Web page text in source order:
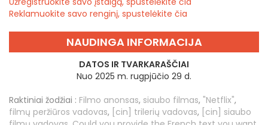
Reklamuokite savo renginį, spustelėkite čia
NAUDINGA INFORMACIJA
DATOS IR TVARKARAŠČIAI
Nuo 2025 m. rugpjūčio 29 d.
Raktiniai žodžiai : Filmo anonsas, siaubo filmas, "Netflix",
filmų peržiūros vadovas, [cin] trilerių vadovas, [cin] siaubo